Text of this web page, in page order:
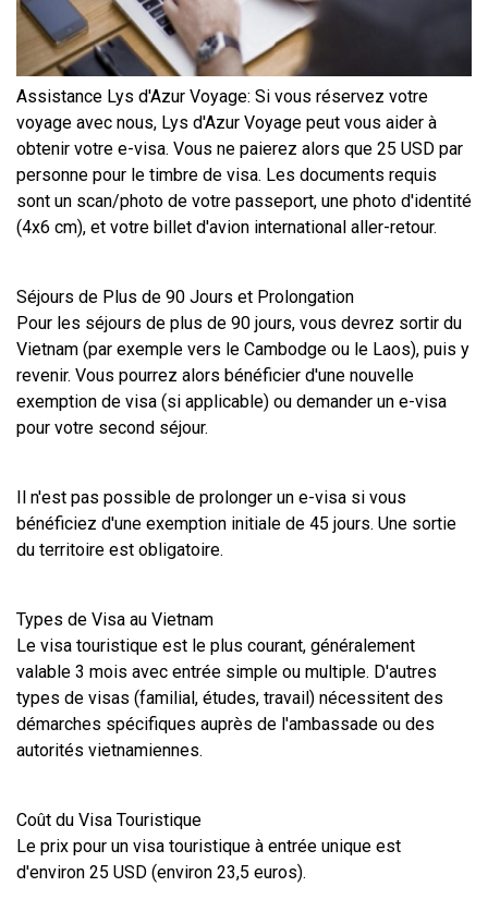
Assistance Lys d'Azur Voyage: Si vous réservez votre
voyage avec nous, Lys d'Azur Voyage peut vous aider à
obtenir votre e-visa. Vous ne paierez alors que 25 USD par
personne pour le timbre de visa. Les documents requis
sont un scan/photo de votre passeport, une photo d'identité
(4x6 cm), et votre billet d'avion international aller-retour.
Séjours de Plus de 90 Jours et Prolongation
Pour les séjours de plus de 90 jours, vous devrez sortir du
Vietnam (par exemple vers le Cambodge ou le Laos), puis y
revenir. Vous pourrez alors bénéficier d'une nouvelle
exemption de visa (si applicable) ou demander un e-visa
pour votre second séjour.
Il n'est pas possible de prolonger un e-visa si vous
bénéficiez d'une exemption initiale de 45 jours. Une sortie
du territoire est obligatoire.
Types de Visa au Vietnam
Le visa touristique est le plus courant, généralement
valable 3 mois avec entrée simple ou multiple. D'autres
types de visas (familial, études, travail) nécessitent des
démarches spécifiques auprès de l'ambassade ou des
autorités vietnamiennes.
Coût du Visa Touristique
Le prix pour un visa touristique à entrée unique est
d'environ 25 USD (environ 23,5 euros).